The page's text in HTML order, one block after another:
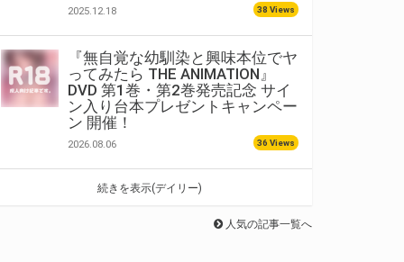
2025.12.18 38 Views
『無自覚な幼馴染と興味本位でヤ
ってみたら THE ANIMATION』
DVD 第1巻・第2巻発売記念 サイ
ン入り台本プレゼントキャンペー
ン 開催！
2026.08.06 36 Views
続きを表示(デイリー)
人気の記事一覧へ